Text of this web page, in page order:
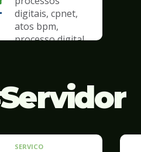
digitais, cpnet,
atos bpm,
processo digital
Servidor
SERVICO